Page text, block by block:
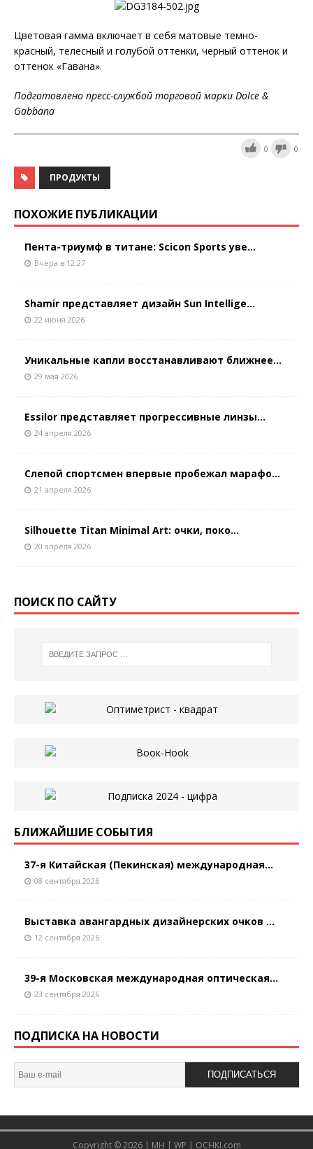
Цветовая гамма включает в себя матовые темно-
красный, телесный и голубой оттенки, черный оттенок и
оттенок «Гавана».
Подготовлено пресс-службой торговой марки Dolce &
Gabbana
0 0
ПРОДУКТЫ
ПОХОЖИЕ ПУБЛИКАЦИИ
Пента-триумф в титане: Scicon Sports уве...
Вчера в 12:27
Shamir представляет дизайн Sun Intellige...
22 июня 2026
Уникальные капли восстанавливают ближнее...
29 мая 2026
Essilor представляет прогрессивные линзы...
24 апреля 2026
Слепой спортсмен впервые пробежал марафо...
21 апреля 2026
Silhouette Titan Minimal Art: очки, поко...
20 апреля 2026
ПОИСК ПО САЙТУ
БЛИЖАЙШИЕ СОБЫТИЯ
37-я Китайская (Пекинская) международная...
08 сентября 2026
Выставка авангардных дизайнерских очков ...
12 сентября 2026
39-я Московская международная оптическая...
23 сентября 2026
ПОДПИСКА НА НОВОСТИ
ПОДПИСАТЬСЯ
Copyright © 2026 | MH | WP | OCHKI.com